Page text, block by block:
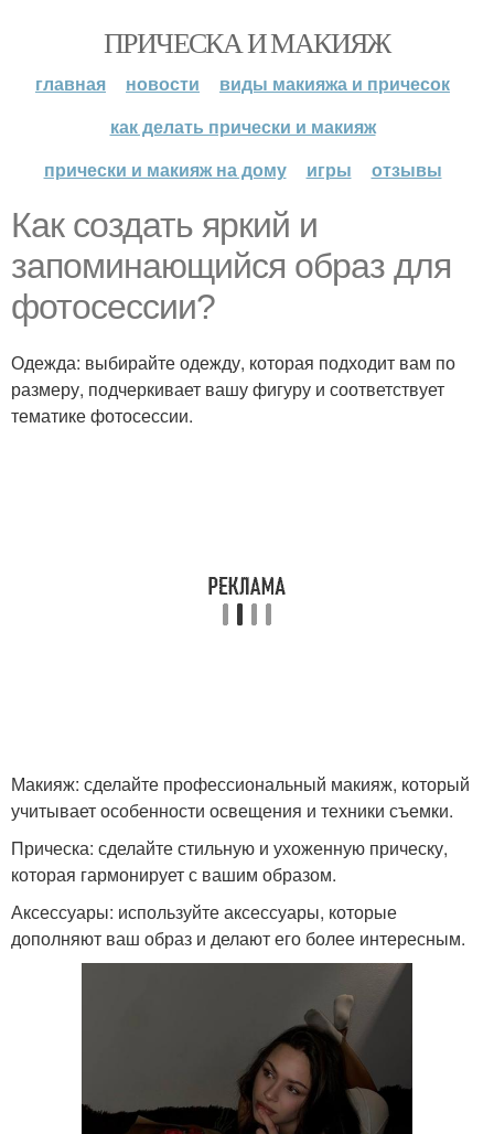
ПРИЧЕСКА И МАКИЯЖ
главная новости
виды макияжа и причесок
как делать прически и макияж
прически и макияж на дому
игры отзывы
Как создать яркий и
запоминающийся образ для
фотосессии?
Одежда: выбирайте одежду, которая подходит вам по
размеру, подчеркивает вашу фигуру и соответствует
тематике фотосессии.
Макияж: сделайте профессиональный макияж, который
учитывает особенности освещения и техники съемки.
Прическа: сделайте стильную и ухоженную прическу,
которая гармонирует с вашим образом.
Аксессуары: используйте аксессуары, которые
дополняют ваш образ и делают его более интересным.